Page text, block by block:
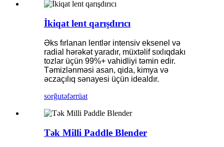
İkiqat lent qarışdırıcı
Əks fırlanan lentlər intensiv eksenel və
radial hərəkət yaradır, müxtəlif sıxlıqdakı
tozlar üçün 99%+ vahidliyi təmin edir.
Təmizlənməsi asan, qida, kimya və
əczaçılıq sənayesi üçün idealdır.
sorğutəfərrüat
Tək Milli Paddle Blender